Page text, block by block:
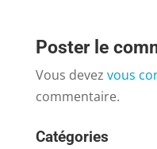
Poster le
Vous devez vous
commentaire.
Catégories